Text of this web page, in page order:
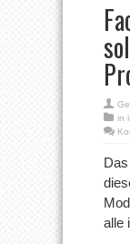
in
alle